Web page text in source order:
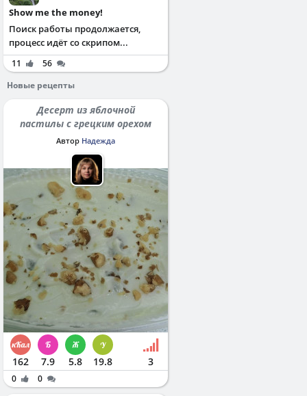
Show me the money!
Поиск работы продолжается,
процесс идёт со скрипом...
11
56
Новые рецепты
Десерт из яблочной
пастилы с грецким орехом
Автор Надежда
162 7.9 5.8 19.8 3
0 0